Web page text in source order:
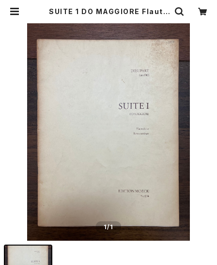
SUITE 1 DO MAGGIORE Flauto
EUPART】出版社：EDITION MOEK
1966年 | Birds' Tale Collectiv
e
1/1